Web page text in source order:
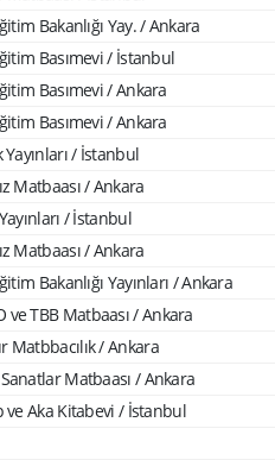
Bakanlığı Yay. / Ankara
Basımevi / İstanbul
Basımevi / Ankara
Basımevi / Ankara
Yayınları / İstanbul
Matbaası / Ankara
/ İstanbul
Matbaası / Ankara
Bakanlığı Yayınları / Ankara
ve TBB Matbaası / Ankara
Matbbacılık / Ankara
Matbaası / Ankara
ve Aka Kitabevi / İstanbul